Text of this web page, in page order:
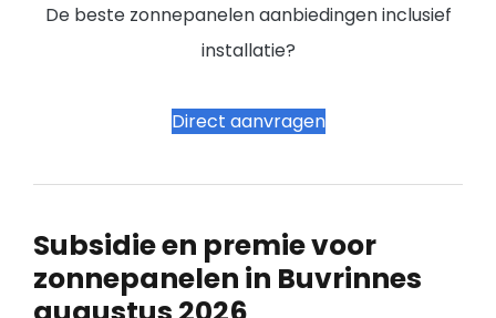
De beste zonnepanelen aanbiedingen inclusief
installatie?
Direct aanvragen
Subsidie en premie voor
zonnepanelen in Buvrinnes